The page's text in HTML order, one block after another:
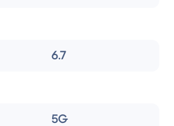
6.7
5G